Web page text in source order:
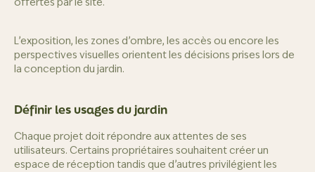
L’exposition, les zones d’ombre, les accès ou encore les
perspectives visuelles orientent les décisions prises lors de
la conception du jardin.
Définir les usages du jardin
Chaque projet doit répondre aux attentes de ses
utilisateurs. Certains propriétaires souhaitent créer un
espace de réception tandis que d’autres privilégient les